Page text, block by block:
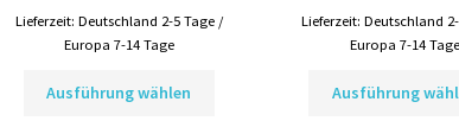
Lieferzeit: Deutschland 2-5 Tage /
Europa 7-14 Tage
Ausführung wählen
Lieferzeit: Deutschland
Europa 7-14 Tage
Ausführung